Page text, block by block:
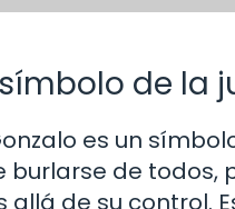
de la
es un
burlarse de
allá de su control.